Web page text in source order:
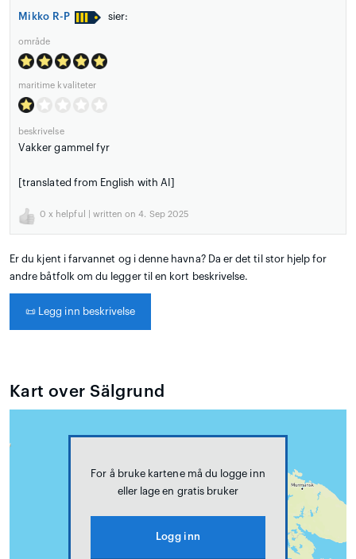
Mikko R-P sier:
område
maritime kvaliteter
beskrivelse
Vakker gammel fyr
[translated from English with AI]
0 x helpful | written on 4. Sep 2025
Er du kjent i farvannet og i denne havna? Da er det til stor hjelp for
andre båtfolk om du legger til en kort beskrivelse.
📜 Legg inn beskrivelse
Kart over Sälgrund
For å bruke kartene må du logge inn
eller lage en gratis bruker
Logg inn